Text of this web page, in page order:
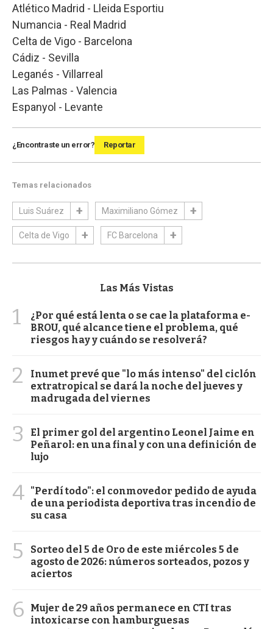
Atlético Madrid - Lleida Esportiu
Numancia - Real Madrid
Celta de Vigo - Barcelona
Cádiz - Sevilla
Leganés - Villarreal
Las Palmas - Valencia
Espanyol - Levante
¿Encontraste un error? Reportar
Temas relacionados
Luis Suárez Maximiliano Gómez
Celta de Vigo FC Barcelona
Las Más Vistas
1
¿Por qué está lenta o se cae la plataforma e-
BROU, qué alcance tiene el problema, qué
riesgos hay y cuándo se resolverá?
2
Inumet prevé que "lo más intenso" del ciclón
extratropical se dará la noche del jueves y
madrugada del viernes
3
El primer gol del argentino Leonel Jaime en
Peñarol: en una final y con una definición de
lujo
4 "Perdí todo": el conmovedor pedido de ayuda
de una periodista deportiva tras incendio de
su casa
5
Sorteo del 5 de Oro de este miércoles 5 de
agosto de 2026: números sorteados, pozos y
aciertos
6
Mujer de 29 años permanece en CTI tras
intoxicarse con hamburguesas